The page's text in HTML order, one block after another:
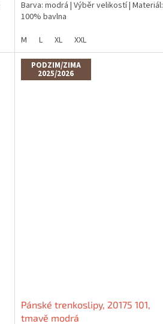
Barva: modrá | Výběr velikostí | Materiál:
100% bavlna
M
L XL XXL
PODZIM/ZIMA
2025/2026
Pánské trenkoslipy, 20175 101,
tmavě modrá